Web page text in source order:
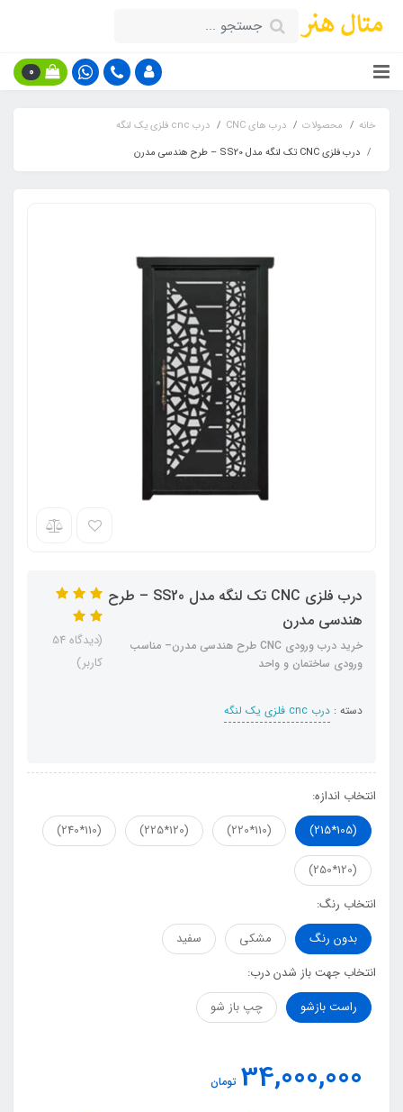
0
خانه محصولات درب های CNC
درب cnc فلزی یک لنگه
درب فلزی CNC تک لنگه مدل SS20 – طرح هندسی مدرن
درب فلزی CNC تک لنگه مدل SS20 – طرح
هندسی مدرن
خرید درب ورودی CNC طرح هندسی مدرن– مناسب
ورودی ساختمان و واحد
دسته : درب cnc فلزی یک لنگه
(دیدگاه 54
کاربر)
انتخاب اندازه:
(105*215)
(110*220)
(120*225)
(110*240)
(120*250)
انتخاب رنگ:
بدون رنگ
مشکی
سفید
انتخاب جهت باز شدن درب:
راست بازشو
چپ باز شو
34,000,000 تومان